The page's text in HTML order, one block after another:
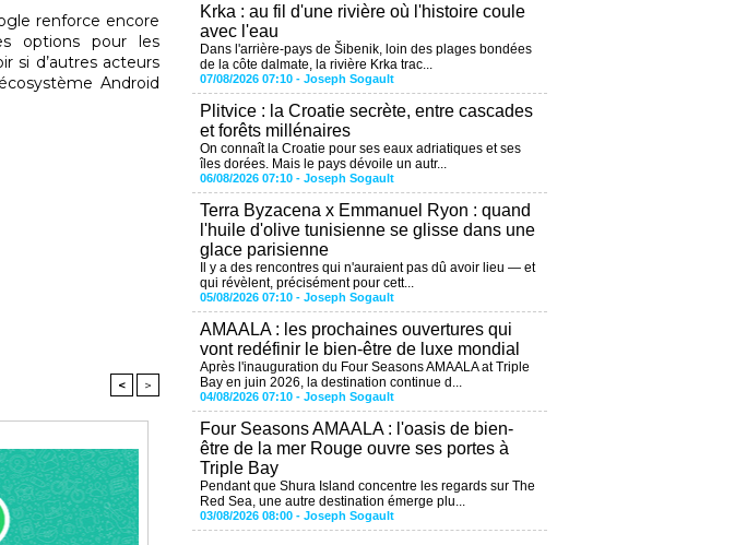
renforce encore
options pour les
si d’autres acteurs
Android
< >
Krka : au fil d'une rivière où l'histoire coule
avec l'eau
Dans l'arrière-pays de Šibenik, loin des plages bondées
de la côte dalmate, la rivière Krka trac...
07/08/2026 07:10 - Joseph Sogault
Plitvice : la Croatie secrète, entre cascades
et forêts millénaires
On connaît la Croatie pour ses eaux adriatiques et ses
îles dorées. Mais le pays dévoile un autr...
06/08/2026 07:10 - Joseph Sogault
Terra Byzacena x Emmanuel Ryon : quand
l'huile d'olive tunisienne se glisse dans une
glace parisienne
Il y a des rencontres qui n'auraient pas dû avoir lieu — et
qui révèlent, précisément pour cett...
05/08/2026 07:10 - Joseph Sogault
AMAALA : les prochaines ouvertures qui
vont redéfinir le bien-être de luxe mondial
Après l'inauguration du Four Seasons AMAALA at Triple
Bay en juin 2026, la destination continue d...
04/08/2026 07:10 - Joseph Sogault
Four Seasons AMAALA : l'oasis de bien-
être de la mer Rouge ouvre ses portes à
Triple Bay
Pendant que Shura Island concentre les regards sur The
Red Sea, une autre destination émerge plu...
03/08/2026 08:00 - Joseph Sogault